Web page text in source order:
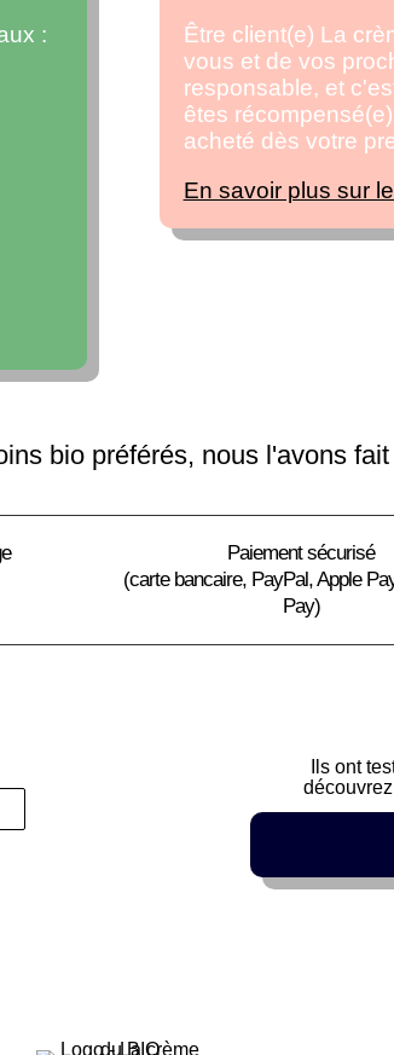
:
Être client(e) La
vous et de vos
responsable, et
êtes
acheté dès votre
En savoir plus sur
bio préférés, nous l'avons
Paiement sécurisé
(carte bancaire, PayPal, Apple
Pay)
Ils ont